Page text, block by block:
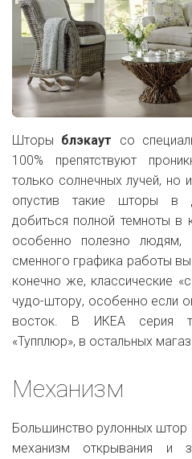
Шторы блэкаут со
100% препятствуют
только солнечных лучей, но
опустив такие шторы в
добиться полной темноты
особенно полезно
сменного графика работы
конечно же, классические
чудо-штору, особенно если
восток. В ИКЕА серия
«Тупплюр», в остальных
Механизм
Большинство рулонных штор
механизм открывания и